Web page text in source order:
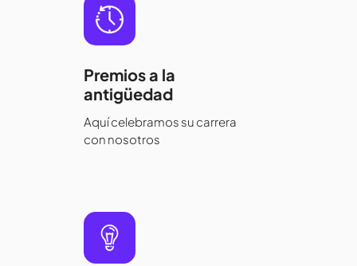
Premios a la
antigüedad
Aquí celebramos su carrera
con nosotros